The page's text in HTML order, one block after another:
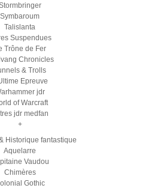
Symbaroum
Talislanta
Suspendues
Trône de Fer
Chronicles
& Trolls
Epreuve
jdr
of Warcraft
jdr medfan
+
Historique fantastique
Aquelarre
Vaudou
Chimères
Gothic